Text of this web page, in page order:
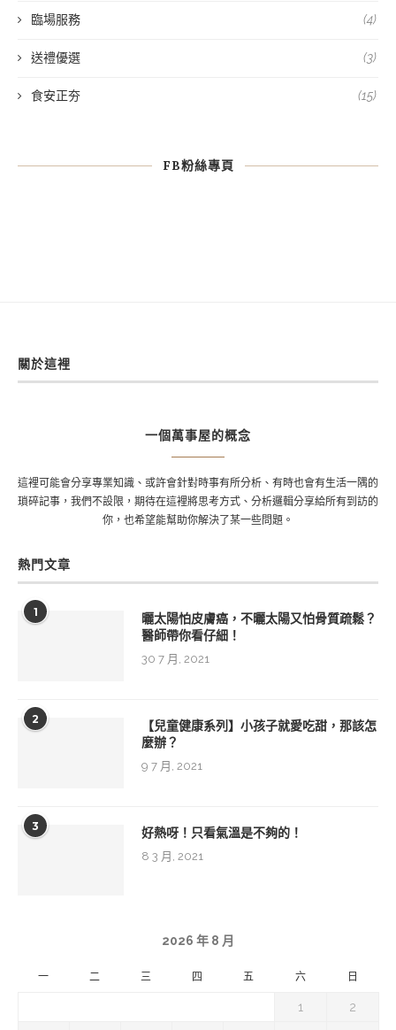
臨場服務 (4)
送禮優選 (3)
食安正夯 (15)
FB粉絲專頁
關於這裡
一個萬事屋的概念
這裡可能會分享專業知識、或許會針對時事有所分析、有時也會有生活一隅的
瑣碎記事，我們不設限，期待在這裡將思考方式、分析邏輯分享給所有到訪的
你，也希望能幫助你解決了某一些問題。
熱門文章
1
曬太陽怕皮膚癌，不曬太陽又怕骨質疏鬆？
醫師帶你看仔細！
30 7 月, 2021
2
【兒童健康系列】小孩子就愛吃甜，那該怎
麼辦？
9 7 月, 2021
3 好熱呀！只看氣溫是不夠的！
8 3 月, 2021
2026 年 8 月
一 二 三 四 五 六 日
1 2